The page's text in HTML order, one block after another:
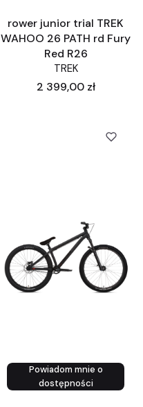
rower junior trial TREK
WAHOO 26 PATH rd Fury
Red R26
TREK
Cena
2 399,00 zł
Powiadom mnie o
dostępności